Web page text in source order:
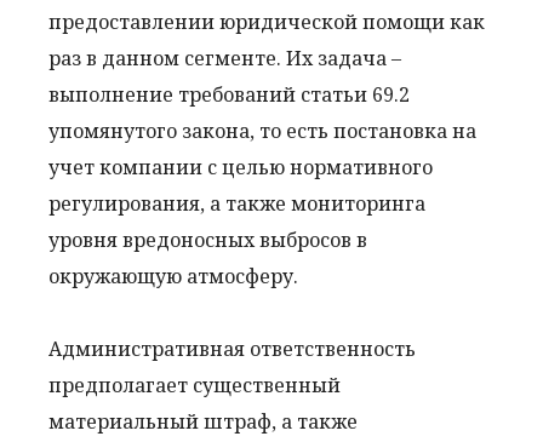
предоставлении юридической помощи как
раз в данном сегменте. Их задача –
выполнение требований статьи 69.2
упомянутого закона, то есть постановка на
учет компании с целью нормативного
регулирования, а также мониторинга
уровня вредоносных выбросов в
окружающую атмосферу.
Административная ответственность
предполагает существенный
материальный штраф, а также